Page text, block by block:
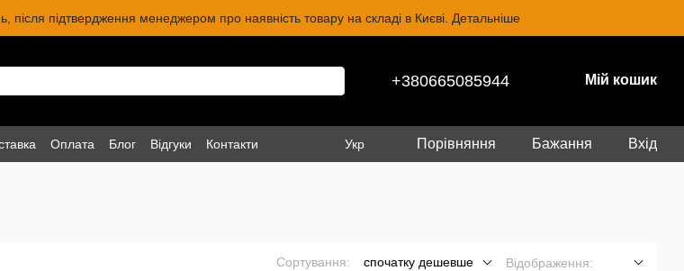
підтвердження менеджером про наявність товару на складі в Києві. Детальніше
+380665085944 Мій кошик
Оплата Блог Відгуки Контакти Укр Порівняння Бажання Вхід
Сортування: спочатку дешевше Відображення: